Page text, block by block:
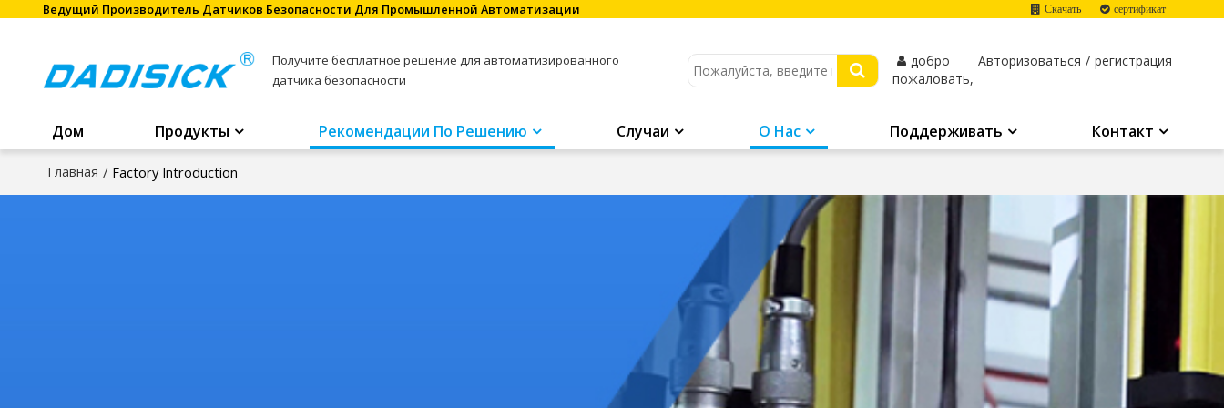
Ведущий Производитель Датчиков Безопасности Для Промышленной Автоматизации Скачать сертификат
Получите бесплатное решение для автоматизированного
датчика безопасности
добро
пожаловать,
Авторизоваться / регистрация
Дом Продукты Рекомендации По Решению Случаи О Нас Поддерживать Контакт
Главная / Factory Introduction